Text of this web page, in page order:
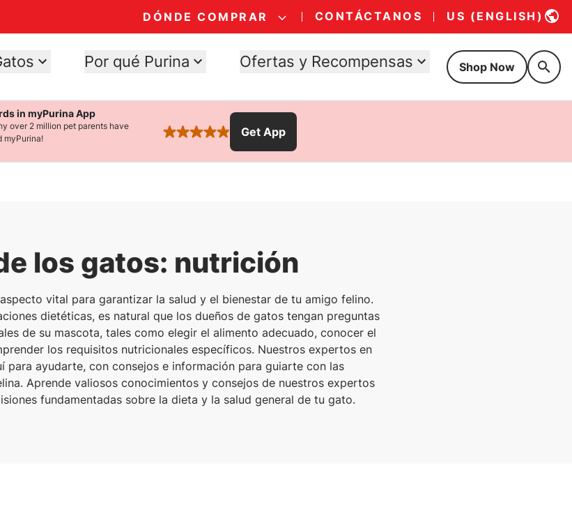
DÓNDE COMPRAR CONTÁCTANOS US (ENGLISH)
Por qué Purina Ofertas y Recompensas Shop Now
in myPurina App
over 2 million pet parents have
myPurina!
rated 4.9 stars
Get App
los gatos: nutrición
vital para garantizar la salud y el bienestar de tu amigo felino.
dietéticas, es natural que los dueños de gatos tengan preguntas
de su mascota, tales como elegir el alimento adecuado, conocer el
los requisitos nutricionales específicos. Nuestros expertos en
para ayudarte, con consejos e información para guiarte con las
Aprende valiosos conocimientos y consejos de nuestros expertos
fundamentadas sobre la dieta y la salud general de tu gato.